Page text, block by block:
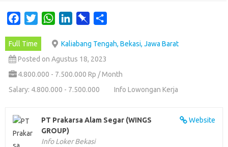
c
e
b
t
t
W
a
t
s
n
k
e
n
b
o
a
e
Full Time
Kaliabang Tengah, Bekasi, Jawa Barat
Posted on Agustus 18, 2023
4.800.000 - 7.500.000 Rp / Month
Salary: 4.800.000 - 7.500.000
Info Lowongan Kerja
Website
PT Prakarsa Alam Segar (WINGS
GROUP)
Info Loker Bekasi